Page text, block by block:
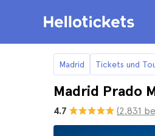
Madrid Tickets und
Madrid Prado
4.7 (2.831